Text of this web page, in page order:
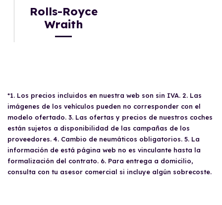
Rolls-Royce
Wraith
*1. Los precios incluidos en nuestra web son sin IVA. 2. Las
imágenes de los vehículos pueden no corresponder con el
modelo ofertado. 3. Las ofertas y precios de nuestros coches
están sujetos a disponibilidad de las campañas de los
proveedores. 4. Cambio de neumáticos obligatorios. 5. La
información de está página web no es vinculante hasta la
formalización del contrato. 6. Para entrega a domicilio,
consulta con tu asesor comercial si incluye algún sobrecoste.